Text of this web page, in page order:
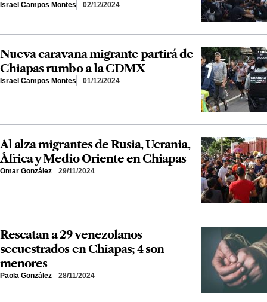
Israel Campos Montes 02/12/2024
Nueva caravana migrante partirá de
Chiapas rumbo a la CDMX
Israel Campos Montes 01/12/2024
Al alza migrantes de Rusia, Ucrania,
África y Medio Oriente en Chiapas
Omar González 29/11/2024
Rescatan a 29 venezolanos
secuestrados en Chiapas; 4 son
menores
Paola González 28/11/2024